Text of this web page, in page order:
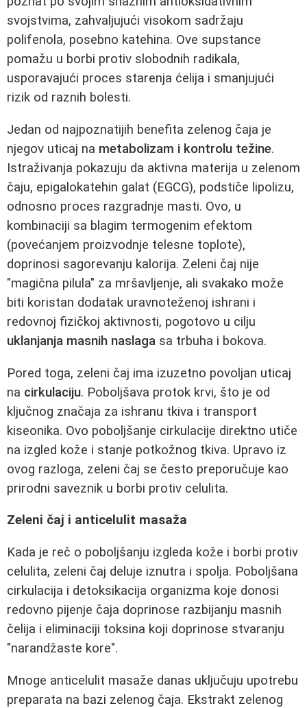
svojstvima, zahvaljujući visokom sadržaju
polifenola, posebno katehina. Ove supstance
pomažu u borbi protiv slobodnih radikala,
usporavajući proces starenja ćelija i smanjujući
rizik od raznih bolesti.
Jedan od najpoznatijih benefita zelenog čaja je
njegov uticaj na metabolizam i kontrolu težine.
Istraživanja pokazuju da aktivna materija u zelenom
čaju, epigalokatehin galat (EGCG), podstiče lipolizu,
odnosno proces razgradnje masti. Ovo, u
kombinaciji sa blagim termogenim efektom
(povećanjem proizvodnje telesne toplote),
doprinosi sagorevanju kalorija. Zeleni čaj nije
"magična pilula" za mršavljenje, ali svakako može
biti koristan dodatak uravnoteženoj ishrani i
redovnoj fizičkoj aktivnosti, pogotovo u cilju
uklanjanja masnih naslaga sa trbuha i bokova.
Pored toga, zeleni čaj ima izuzetno povoljan uticaj
na cirkulaciju. Poboljšava protok krvi, što je od
ključnog značaja za ishranu tkiva i transport
kiseonika. Ovo poboljšanje cirkulacije direktno utiče
na izgled kože i stanje potkožnog tkiva. Upravo iz
ovog razloga, zeleni čaj se često preporučuje kao
prirodni saveznik u borbi protiv celulita.
Zeleni čaj i anticelulit masaža
Kada je reč o poboljšanju izgleda kože i borbi protiv
celulita, zeleni čaj deluje iznutra i spolja. Poboljšana
cirkulacija i detoksikacija organizma koje donosi
redovno pijenje čaja doprinose razbijanju masnih
čelija i eliminaciji toksina koji doprinose stvaranju
"narandžaste kore".
Mnoge anticelulit masaže danas uključuju upotrebu
preparata na bazi zelenog čaja. Ekstrakt zelenog